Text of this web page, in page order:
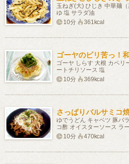
玉ねぎ(大) ひじき 中華麺
ゆ 塩 サラダ油
10分
361kcal
ゴーヤのピリ苦っ！
ゴーヤ しらす 大根 カペリ
ートチリソース 塩
10分
369kcal
さっぱりバルサミコ
ゆでうどん キャベツ 豚バ
コ酢 オイスターソース
10分
470kcal